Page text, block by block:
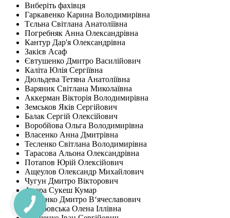
Виберіть фахівця
Гаркавенко Карина Володимирівна
Тєльна Світлана Анатоліївна
Погребняк Анна Олександрівна
Кантур Дар'я Олександрівна
Закієв Асаф
Євтушенко Дмитро Василійович
Каліта Юлія Сергіївна
Дюльдева Тетяна Анатоліївна
Варяник Світлана Миколаївна
Аккерман Вікторія Володимирівна
Земськов Яків Сергійович
Балак Сергій Олексійович
Воробйова Ольга Володимирівна
Власенко Анна Дмитрівна
Тесленко Світлана Володимирівна
Тарасова Альона Олександрівна
Потапов Юрій Олексійович
Ащеулов Олександр Михайлович
Чугун Дмитро Вікторович
Арора Сукеш Кумар
Власенко Дмитро В‘ячеславович
Залюбовська Олена Іллівна